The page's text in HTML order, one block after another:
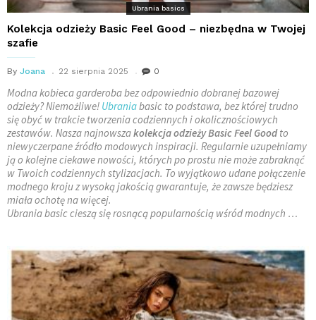
Ubrania basics
Kolekcja odzieży Basic Feel Good – niezbędna w Twojej
szafie
By Joana 22 sierpnia 2025 0
Modna kobieca garderoba bez odpowiednio dobranej bazowej
odzieży? Niemożliwe! Ubraniabasic to podstawa, bez której trudno
się obyć w trakcie tworzenia codziennych i okolicznościowych
zestawów. Nasza najnowszakolekcja odzieży Basic Feel Goodto
niewyczerpane źródło modowych inspiracji. Regularnie uzupełniamy
ją o kolejne ciekawe nowości, których po prostu nie może zabraknąć
w Twoich codziennych stylizacjach. To wyjątkowo udane połączenie
modnego kroju z wysoką jakością gwarantuje, że zawsze będziesz
miała ochotę na więcej.
Ubrania basic cieszą się rosnącą popularnością wśród modnych …